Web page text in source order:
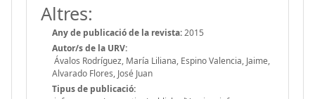
Altres:
Any de publicació de la revista:2015
Autor/s de la URV:
Ávalos Rodríguez, María Liliana, Espino Valencia, Jaime,
Alvarado Flores, José Juan
Tipus de publicació: